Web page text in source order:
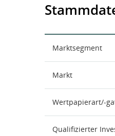
Marktsegment
Markt
Wertpapierart/-
Qualifizierter